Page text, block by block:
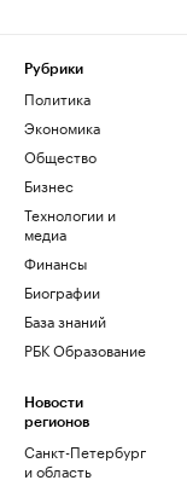
Рубрики
Политика
Экономика
Общество
Бизнес
Технологии и
медиа
Финансы
Биографии
База знаний
РБК Образование
Новости
регионов
Санкт-Петербург
и область